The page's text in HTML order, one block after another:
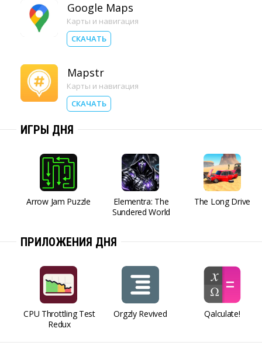
Google Maps
Карты и навигация
СКАЧАТЬ
Mapstr
Карты и навигация
СКАЧАТЬ
ИГРЫ ДНЯ
Arrow Jam Puzzle
Elementra: The
Sundered World
The Long Drive
ПРИЛОЖЕНИЯ ДНЯ
CPU Throttling Test
Redux
Orgzly Revived Qalculate!